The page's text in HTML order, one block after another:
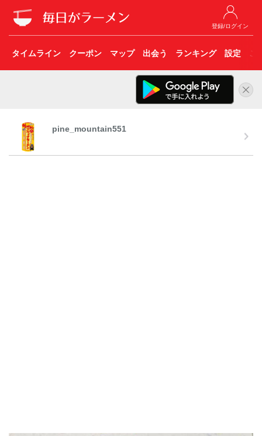
登録/ログイン
タイムライン クーポン マップ 出会う ランキング 設定 こ
pine_mountain551